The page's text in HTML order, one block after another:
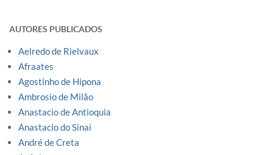
AUTORES PUBLICADOS
Aelredo de Rielvaux
Afraates
Agostinho de Hipona
Ambrosio de Milão
Anastacio de Antioquia
Anastacio do Sinai
André de Creta